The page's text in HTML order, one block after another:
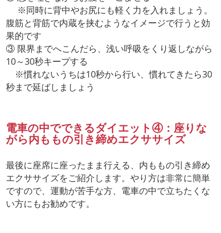
※同時に背中やお尻にも軽く力を入れましょう。
腹筋と背筋で内蔵を挟むようなイメージで行うと効
果的です
③ 限界までへこんだら、浅い呼吸をくり返しながら
10～30秒キープする
※慣れないうちは10秒から行い、慣れてきたら30
秒まで延ばしましょう
電車の中でできるダイエット④：座りな
がら内ももの引き締めエクササイズ
最後に座席に座ったまま行える、内ももの引き締め
エクササイズをご紹介します。やり方は非常に簡単
ですので、運動が苦手な方、電車の中で立ちたくな
い方にもお勧めです。